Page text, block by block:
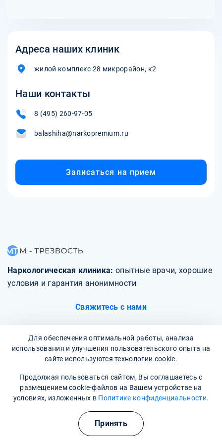
Адреса наших клиник
жилой комплекс 28 микрорайон, к2
Наши контакты
8 (495) 260-97-05
balashiha@narkopremium.ru
Записаться на прием
Наркологическая клиника: опытные врачи, хорошие
условия и гарантия анонимности
Свяжитесь с нами
О клинике
Фотогалерея
Вопрос - ответ
Для обеспечения оптимальной работы, анализа
использования и улучшения пользовательского опыта на
сайте используются технологии cookie.
Продолжая пользоваться сайтом, Вы соглашаетесь с
размещением cookie-файлов на Вашем устройстве на
условиях, изложенных в Политике конфиденциальности.
Принять